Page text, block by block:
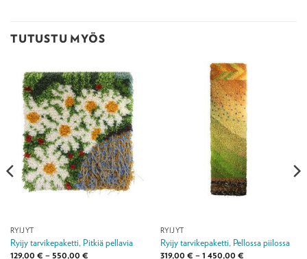
TUTUSTU MYÖS
RYIJYT
Ryijy tarvikepaketti, Pitkiä pellavia
129,00 € – 550,00 €Hintaluokka:
RYIJYT
Ryijy tarvikepaketti, Pellossa piilossa
319,00 € – 1 450,00 €Hintaluokka: